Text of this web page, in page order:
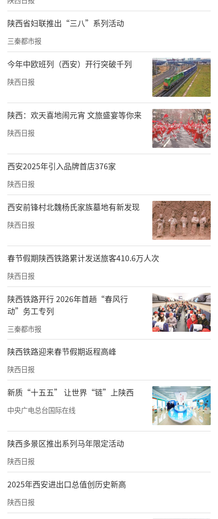
陕西省妇联推出“三八”系列活动
三秦都市报
今年中欧班列（西安）开行突破千列
陕西日报
陕西：欢天喜地闹元宵 文旅盛宴等你来
陕西日报
西安2025年引入品牌首店376家
陕西日报
西安前锋村北魏杨氏家族墓地有新发现
陕西日报
春节假期陕西铁路累计发送旅客410.6万人次
陕西日报
陕西铁路开行 2026年首趟“春风行
动”务工专列
三秦都市报
陕西铁路迎来春节假期返程高峰
陕西日报
新质“十五五” 让世界“链”上陕西
中央广电总台国际在线
陕西多景区推出系列马年限定活动
陕西日报
2025年西安进出口总值创历史新高
陕西日报